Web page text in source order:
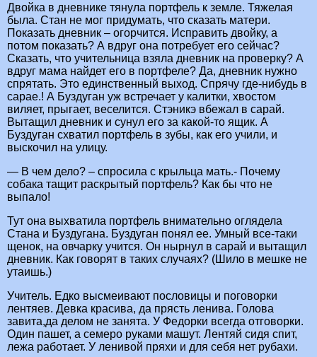
Двойка в дневнике тянула портфель к земле. Тяжелая
была. Стан не мог придумать, что сказать матери.
Показать дневник – огорчится. Исправить двойку, а
потом показать? А вдруг она потребует его сейчас?
Сказать, что учительница взяла дневник на проверку? А
вдруг мама найдет его в портфеле? Да, дневник нужно
спрятать. Это единственный выход. Спрячу где-нибудь в
сарае.! А Буздуган уж встречает у калитки, хвостом
виляет, прыгает, веселится. Стэникэ вбежал в сарай.
Вытащил дневник и сунул его за какой-то ящик. А
Буздуган схватил портфель в зубы, как его учили, и
выскочил на улицу.
— В чем дело? – спросила с крыльца мать.- Почему
собака тащит раскрытый портфель? Как бы что не
выпало!
Тут она выхватила портфель внимательно оглядела
Стана и Буздугана. Буздуган понял ее. Умный все-таки
щенок, на овчарку учится. Он нырнул в сарай и вытащил
дневник. Как говорят в таких случаях? (Шило в мешке не
утаишь.)
Учитель. Едко высмеивают пословицы и поговорки
лентяев. Девка красива, да прясть ленива. Голова
завита,да делом не занята. У Федорки всегда отговорки.
Один пашет, а семеро руками машут. Лентяй сидя спит,
лежа работает. У ленивой пряхи и для себя нет рубахи.